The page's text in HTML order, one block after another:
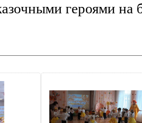
героями на